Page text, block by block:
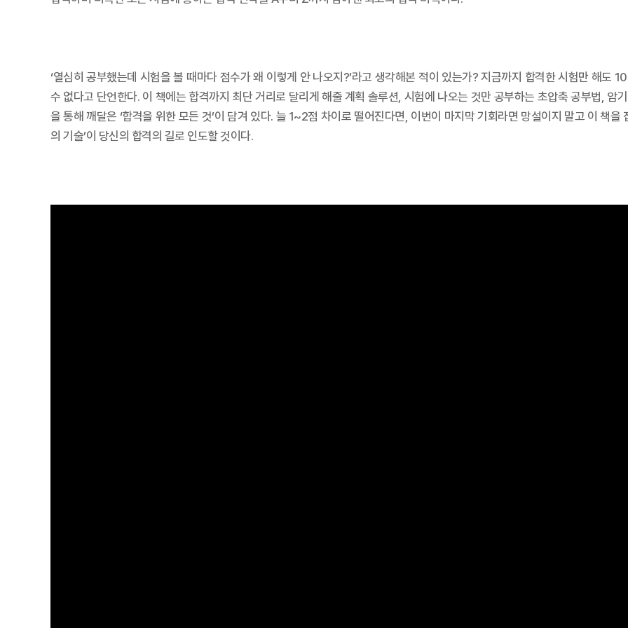
‘열심히 공부했는데 시험을 볼 때마다 점수가 왜 이렇게 안 나오지?’라고 생각해본 적이 있는가? 지금까지 합격한 시험만 해도
수 없다고 단언한다. 이 책에는 합격까지 최단 거리로 달리게 해줄 계획 솔루션, 시험에 나오는 것만 공부하는 초압축 공부법, 암
을 통해 깨달은 ‘합격을 위한 모든 것’이 담겨 있다. 늘 1~2점 차이로 떨어진다면, 이번이 마지막 기회라면 망설이지 말고 이 책
의 기술’이 당신의 합격의 길로 인도할 것이다.